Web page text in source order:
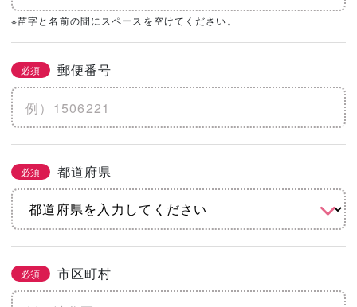
※苗字と名前の間にスペースを空けてください。
必須 郵便番号
必須 都道府県
必須 市区町村